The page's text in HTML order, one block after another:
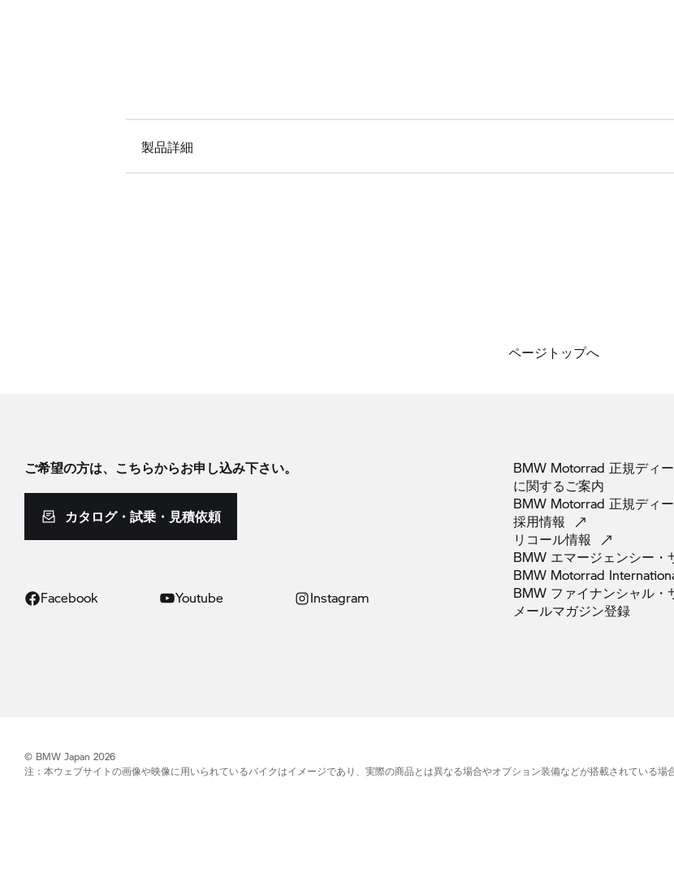
製品詳細
ページトップへ
ご希望の方は、こちらからお申し込み下さい。
カタログ・試乗・見積依頼
Facebook Youtube Instagram
BMW Motorrad 正規ディ
に関するご案内
BMW Motorrad 正規ディ
採用情報
リコール情報
BMW エマージェンシー・
BMW Motorrad
BMW ファイナンシャル・
メールマガジン登録
© BMW Japan 2026
注：本ウェブサイトの画像や映像に用いられているバイクはイメージであり、実際の商品とは異なる場合やオプション装備などが搭載されている場